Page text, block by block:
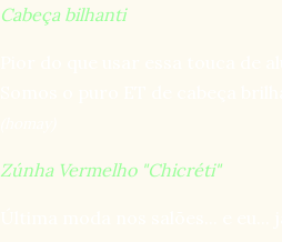
Cabeça bilhanti
Zúnha Vermelho "Chicréti"